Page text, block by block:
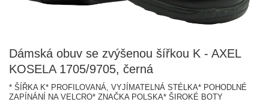
Dámská obuv se zvýšenou šířkou K - AXEL
KOSELA 1705/9705, černá
* ŠÍŘKA K* PROFILOVANÁ, VYJÍMATELNÁ STÉLKA* POHODLNÉ
ZAPÍNÁNÍ NA VELCRO* ZNAČKA POLSKA* ŠIROKÉ BOTY